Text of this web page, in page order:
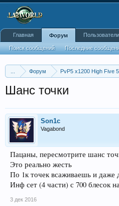
Форум PvP5 x1200 High Five
Шанс точки
Son1c
Vagabond
Пацаны, пересмотрите шанс
Это реально жесть
По 1к точек всаживаешь и даже
Инф сет (4 части) с 700 блесок
3 дек 2016
Главная Форум
Поиск сообщений Последние
Пользователи